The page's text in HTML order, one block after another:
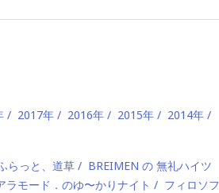
2017年 2016年 2015年
2014年
っと、道草
BREIMEN の 無礼ハイツ
ラモード．のゆ〜かりナイト
フィロソフ